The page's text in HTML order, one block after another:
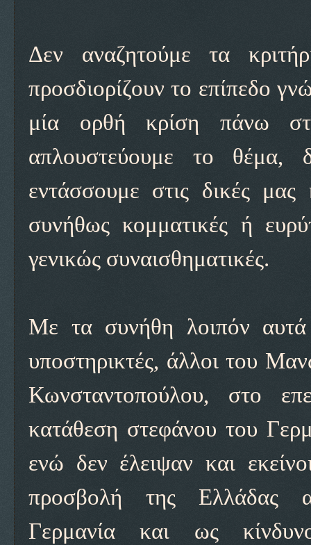
Δεν αναζητούμε τα
προσδιορίζουν το επίπεδο
μία ορθή κρίση πάνω
απλουστεύουμε το θέμα,
εντάσσουμε στις δικές μας
συνήθως κομματικές ή
γενικώς συναισθηματικές.
Με τα συνήθη λοιπόν αυτά
υποστηρικτές, άλλοι του
Κωνσταντοπούλου, στο
κατάθεση στεφάνου του
ενώ δεν έλειψαν και
προσβολή της Ελλάδας
Γερμανία και ως